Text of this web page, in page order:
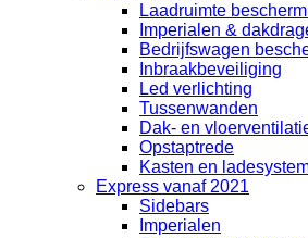
Laadruimte
Imperialen &
Bedrijfswagen
Inbraakbeveiliging
Led verlichting
Tussenwanden
Dak- en
Opstaptrede
Kasten en
Express vanaf 2021
Sidebars
Imperialen